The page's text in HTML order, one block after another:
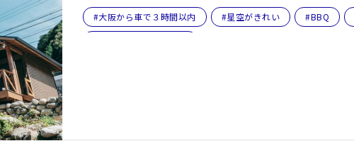
#大阪から車で３時間以内 #星空がきれい #BBQ